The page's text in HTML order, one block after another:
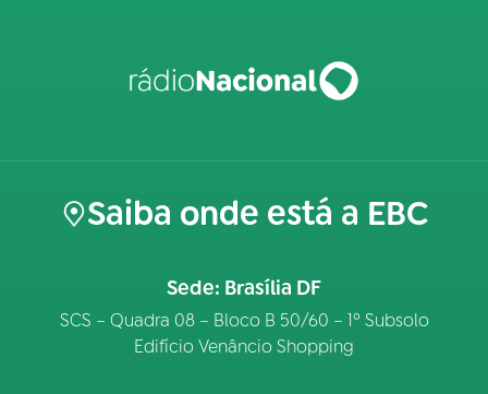
Saiba onde está a EBC
Sede: Brasília DF
SCS – Quadra 08 – Bloco B 50/60 – 1º Subsolo
Edifício Venâncio Shopping